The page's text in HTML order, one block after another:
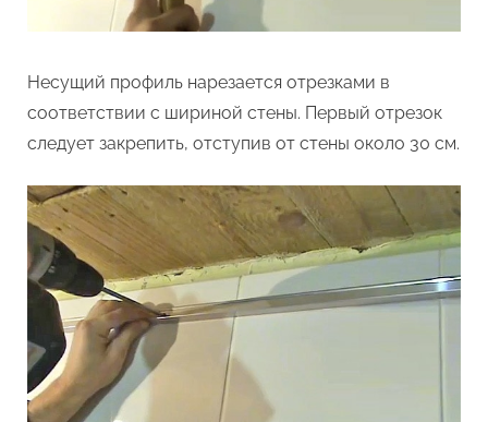
Несущий профиль нарезается отрезками в
соответствии с шириной стены. Первый отрезок
следует закрепить, отступив от стены около 30 см.